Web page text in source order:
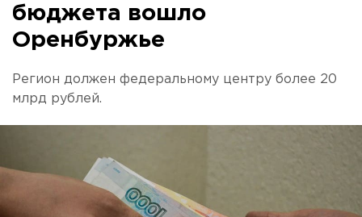
бюджета вошло
Оренбуржье
Регион должен федеральному центру более 20
млрд рублей.